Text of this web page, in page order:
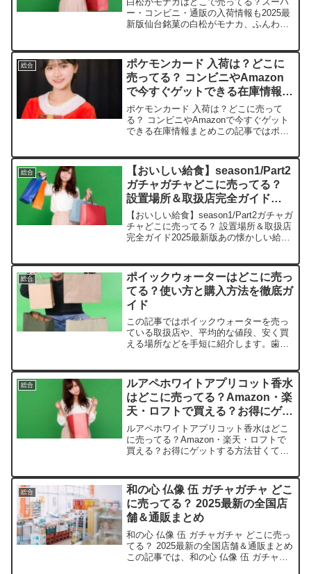
ー・コンビニ・通販の入荷情報も2025最
新版仙台銘菓の白松がモナカ、ふんわり
るスポットをサクッと紹介します。きっ
とお気に入りの入手ル...
総合
ポケモンカード 入荷は？どこに
売ってる？ コンビニやAmazon
で今すぐゲットできる在庫情報ま
とめ
ポケモンカード 入荷は？どこに売って
る？ コンビニやAmazonで今すぐゲット
できる在庫情報まとめこの記事ではポケ
紹介します。商品名Amazon価格楽天価
格Yahoo!...
総合
【おいしい給食】season1/Part2
ガチャガチャどこに売ってる？
設置場所＆取扱店完全ガイド
2025最新版
【おいしい給食】season1/Part2ガチャガ
チャどこに売ってる？ 設置場所＆取扱店
完全ガイド2025最新版あの懐かしい給食
ガチャガチャの取扱店や平均...
総合
ポイックウォーターはどこに売っ
てる？使い方と購入方法を徹底ガ
イド
この記事ではポイックウォーターを売っ
ている取扱店や、平均的な値段、安く買
える場所などを手短に紹介します。歯科
売品として販売されていることが多く、
市販のドラッグストアでは...
総合
ルアペホワイトアプリコット香水
はどこに売ってる？Amazon・楽
天・ロフトで買える？お得にゲッ
トする方法
ルアペホワイトアプリコット香水はどこ
に売ってる？Amazon・楽天・ロフトで
買える？お得にゲットする方法甘くて優
香水。皆さんも、そんな魅力的な香りを
日常に取り入れてみた...
総合
和の心 仏像 伍 ガチャガチャ どこ
に売ってる？ 2025最新の全国店
舗＆通販まとめ
和の心 仏像 伍 ガチャガチャ どこに売っ
てる？ 2025最新の全国店舗＆通販まとめ
この記事では、和の心 仏像 伍 ガチャガ